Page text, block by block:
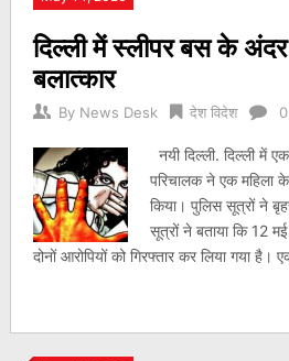
दिल्ली में स्लीपर बस के
बलात्कार
By News Desk देश विदेश
नयी दिल्ली. दिल्ली
परिचालक ने एक महिला
किया। पुलिस सूत्रों ने
सूत्रों ने बताया कि 12
दोनों आरोपियों को गिरफ्तार कर लिया गया है।